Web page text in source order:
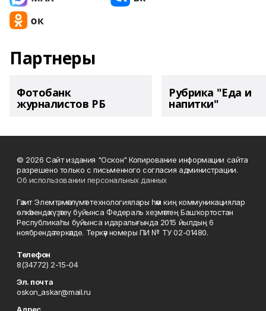
Партнеры
Фотобанк
журналистов РБ
Рубрика "Еда и
напитки"
© 2026 Сайт издания "Оскон" Копирование информации сайта
разрешено только с письменного согласия администрации.
Об использовании персональных данных
Гәзит Элемтә, мәғлүмәт технологиялары һәм киң коммуникациялар
өлкәһендә күҙәтеү буйынса Федераль хеҙмәттең Башҡортостан
Республикаһы буйынса идаралығында 2015 йылдың 6
ноябрендә теркәлде. Теркәү номеры ПИ № ТУ 02-01480.
Телефон
8(34772) 2-15-04
Эл. почта
oskon_askar@mail.ru